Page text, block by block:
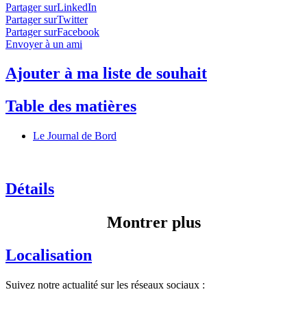
Partager surLinkedIn
Partager surTwitter
Partager surFacebook
Envoyer à un ami
Ajouter à ma liste de souhait
Table des matières
Le Journal de Bord
Détails
Montrer plus
Localisation
Suivez notre actualité sur les réseaux sociaux :